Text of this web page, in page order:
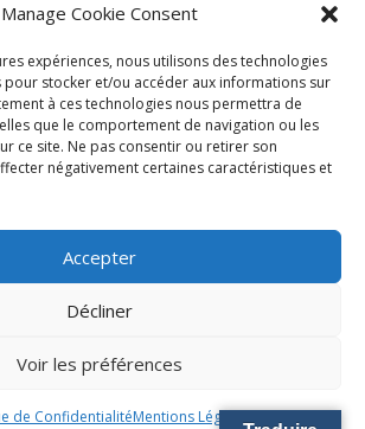
Manage Cookie Consent
expériences, nous utilisons des technologies
pour stocker et/ou accéder aux informations sur
à ces technologies nous permettra de
que le comportement de navigation ou les
ce site. Ne pas consentir ou retirer son
négativement certaines caractéristiques et
Accepter
Décliner
Voir les préférences
de ConfidentialitéMentions Légales
Nous contacter
Tél :04 95 52 84 88
commune-de-tavaco@orange.fr
:Figarella 20167 TAVACO